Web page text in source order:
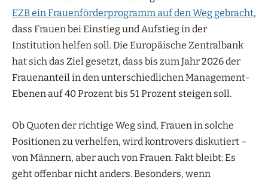
EZB ein Frauenförderprogramm auf den Weg gebracht,
dass Frauen bei Einstieg und Aufstieg in der
Institution helfen soll. Die Europäische Zentralbank
hat sich das Ziel gesetzt, dass bis zum Jahr 2026 der
Frauenanteil in den unterschiedlichen Management-
Ebenen auf 40 Prozent bis 51 Prozent steigen soll.
Ob Quoten der richtige Weg sind, Frauen in solche
Positionen zu verhelfen, wird kontrovers diskutiert –
von Männern, aber auch von Frauen. Fakt bleibt: Es
geht offenbar nicht anders. Besonders, wenn